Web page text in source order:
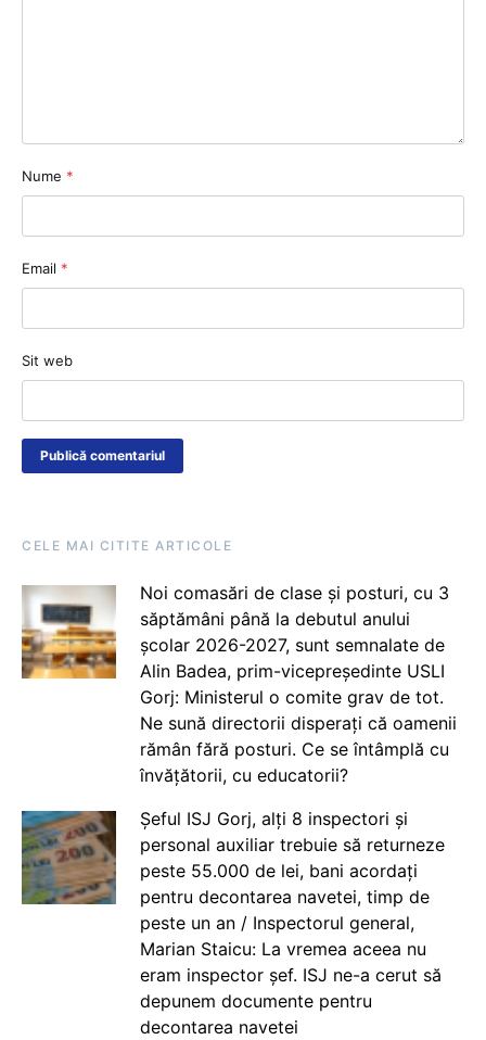
Nume *
Email *
Sit web
CELE MAI CITITE ARTICOLE
Noi comasări de clase și posturi, cu 3
săptămâni până la debutul anului
școlar 2026-2027, sunt semnalate de
Alin Badea, prim-vicepreședinte USLI
Gorj: Ministerul o comite grav de tot.
Ne sună directorii disperați că oamenii
rămân fără posturi. Ce se întâmplă cu
învățătorii, cu educatorii?
Șeful ISJ Gorj, alți 8 inspectori și
personal auxiliar trebuie să returneze
peste 55.000 de lei, bani acordați
pentru decontarea navetei, timp de
peste un an / Inspectorul general,
Marian Staicu: La vremea aceea nu
eram inspector șef. ISJ ne-a cerut să
depunem documente pentru
decontarea navetei